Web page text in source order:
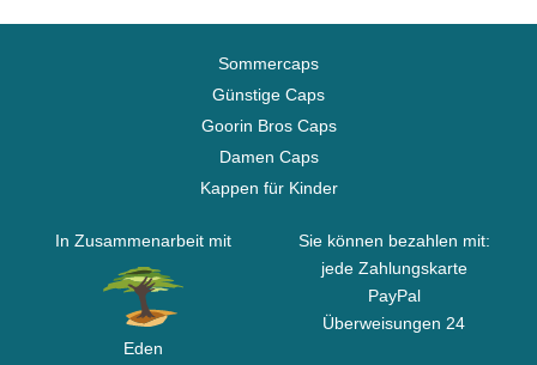
Sommercaps
Günstige Caps
Goorin Bros Caps
Damen Caps
Kappen für Kinder
In Zusammenarbeit mit
Eden
Sie können bezahlen mit:
jede Zahlungskarte
PayPal
Überweisungen 24